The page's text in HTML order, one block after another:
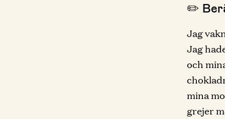
✏️
Jag
Jag
och
mina
grejer